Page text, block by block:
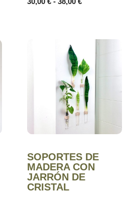
SOPORTES DE
MADERA CON
JARRÓN DE
CRISTAL